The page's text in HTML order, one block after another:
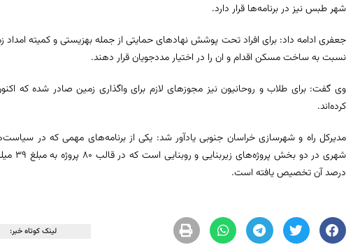
شهر طبس نیز در برنامه‌ها قرار دارد.
جعفری ادامه داد: برای افراد تحت پوشش نهادهای حمایتی از جمله بهزیستی و کمیته امداد
نسبت به ساخت مسکن اقدام و ان را در اختیار مددجویان قرار دهند.
وی گفت: برای طلاب و روحانیون نیز مجوزهای لازم برای واگذاری زمین صادر شده که
کرده‌اند.
مدیرکل راه و شهرسازی خراسان جنوبی یادآور شد: یکی از برنامه‌های مهمی که در
درصد آن تخصیص یافته است.
لینک کوتاه خبر: